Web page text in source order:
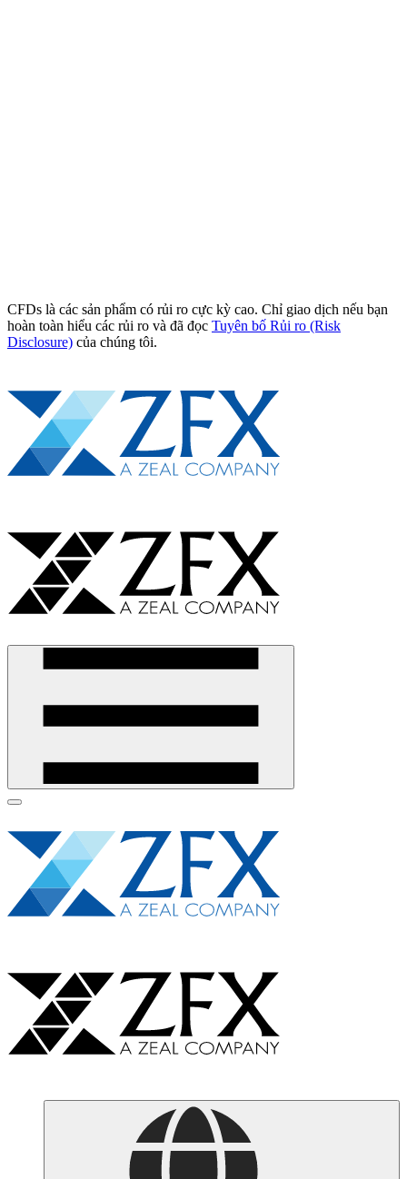
CFDs là các sản phẩm có rủi ro cực kỳ cao. Chỉ giao dịch nếu bạn
hoàn toàn hiểu các rủi ro và đã đọc Tuyên bố Rủi ro (Risk
Disclosure) của chúng tôi.